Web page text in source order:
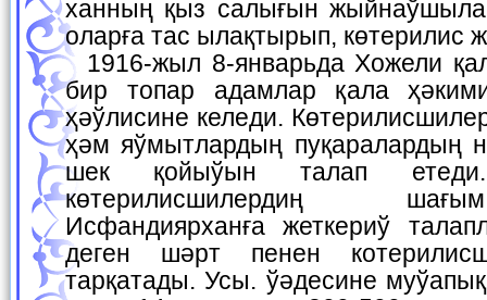
ханның қыз салығын
оларға тас ылақтырып, көтерилис
1916-жыл 8-январьда Хожели қаласы әтирапындағы
бир топар адамлар қала
ҳәўлисине келеди.
ҳәм яўмытлардың пуқаралардың
шек қойыўын талап
көтерилисшилердиң
Исфандиярханға жеткериў
деген шәрт пенен
тарқатады. Усы. ўәдесине